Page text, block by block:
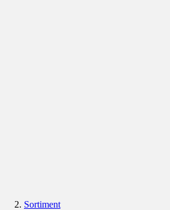
Sortiment